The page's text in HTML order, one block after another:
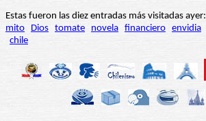
Estas fueron las diez entradas más visitadas ayer:
mito
Dios tomate novela financiero envidia
chile